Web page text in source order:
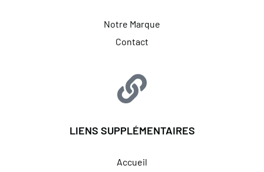
Notre Marque
Contact
LIENS SUPPLÉMENTAIRES
Accueil